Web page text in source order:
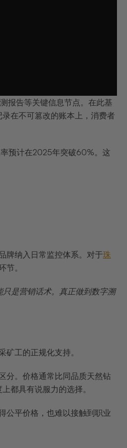
报告等关键信息节点。在此基
在不可篡改的账本上，消费者
预计在2025年突破60%。这
牌纳入日常监控体系。对于珠
。
是营销话术。真正做到数字溯
工的正规化支持。
分。价格通常比同品质天然钻
都具有说服力的选择。
公平价格，也难以接触到职业